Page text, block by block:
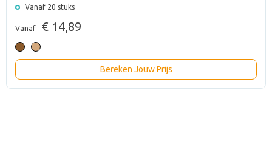
Vanaf 20 stuks
Vanaf € 14,89
Bereken Jouw Prijs